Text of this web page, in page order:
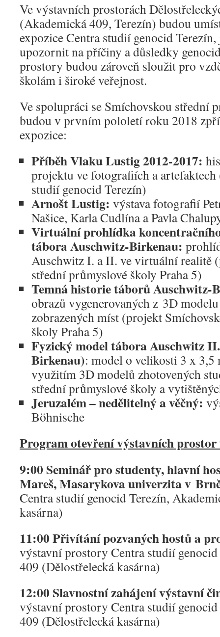
Ve výstavních prostorách
(Akademická 409, Terezín) budou
expozice Centra studií genocid
upozornit na příčiny a důsledky
prostory budou zároveň sloužit pro
školám i široké veřejnost.
Ve spolupráci se Smíchovskou střední
budou v prvním pololetí roku 2018
expozice:
Příběh Vlaku Lustig 2012-2017:
projektu ve fotografiích a artefaktech
studií genocid Terezín)
Arnošt Lustig: výstava fotografií
Našice, Karla Cudlína a Pavla
Virtuální prohlídka
tábora Auschwitz-Birkenau:
Auschwitz I. a II. ve virtuální realitě
střední průmyslové školy Praha 5)
Temná historie táborů Auschwitz-
obrazů vygenerovaných z 3D
zobrazených míst (projekt
školy Praha 5)
Fyzický model tábora Auschwitz
Birkenau): model o velikosti 3 x
využitím 3D modelů zhotovených
střední průmyslové školy a
Jeruzalém – nedělitelný a věčný:
Böhnische
Program otevření výstavních prostor
9:00 Seminář pro studenty, hlavní
Mareš, Masarykova univerzita v
Centra studií genocid Terezín,
kasárna)
11:00 Přivítání pozvaných hostů a
výstavní prostory Centra studií
409 (Dělostřelecká kasárna)
12:00 Slavnostní zahájení výstavní
výstavní prostory Centra studií
409 (Dělostřelecká kasárna)